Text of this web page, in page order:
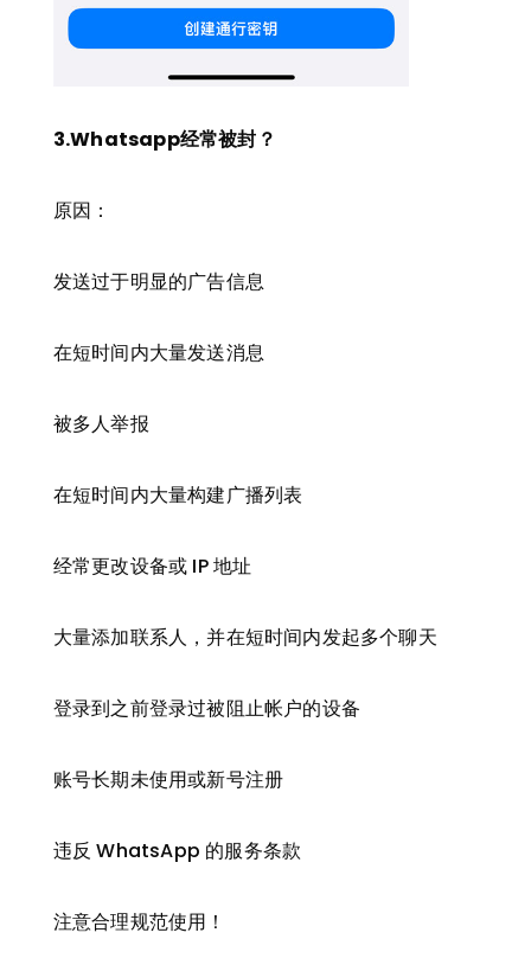
3.Whatsapp经常被封？
原因：
发送过于明显的广告信息
在短时间内大量发送消息
被多人举报
在短时间内大量构建广播列表
经常更改设备或 IP 地址
大量添加联系人，并在短时间内发起多个聊天
登录到之前登录过被阻止帐户的设备
账号长期未使用或新号注册
违反 WhatsApp 的服务条款
注意合理规范使用！